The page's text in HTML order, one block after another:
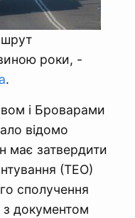
роки, -
.
і Броварами
відомо
має затвердити
(ТЕО)
сполучення
з документом